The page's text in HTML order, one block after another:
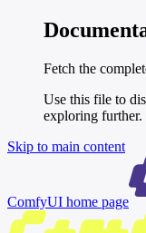
Fetch the
Use this file to
exploring further.
Skip to main content
ComfyUI home page